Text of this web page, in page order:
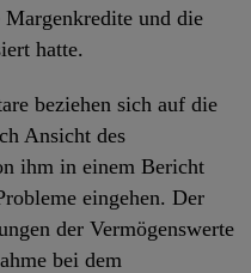
Margenkredite und die
hatte.
beziehen sich auf die
Ansicht des
ihm in einem Bericht
eingehen. Der
der Vermögenswerte
bei dem